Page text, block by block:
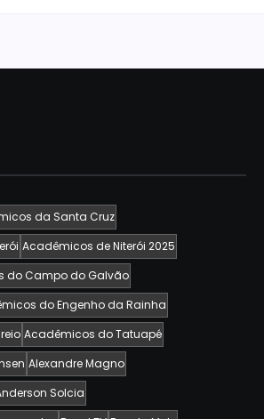
da Santa Cruz
Acadêmicos de Niterói 2025
do Campo do Galvão
do Engenho da Rainha
Acadêmicos do Tatuapé
Alexandre Magno
Solcia